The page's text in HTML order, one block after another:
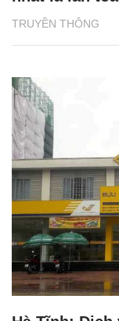
TRUYỀN THÔNG